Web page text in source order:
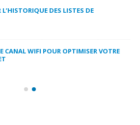
DES LISTES DE
CANAL WIFI POUR OPTIMISER VOTRE